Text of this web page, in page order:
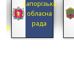
Запорізька
обласна
рада